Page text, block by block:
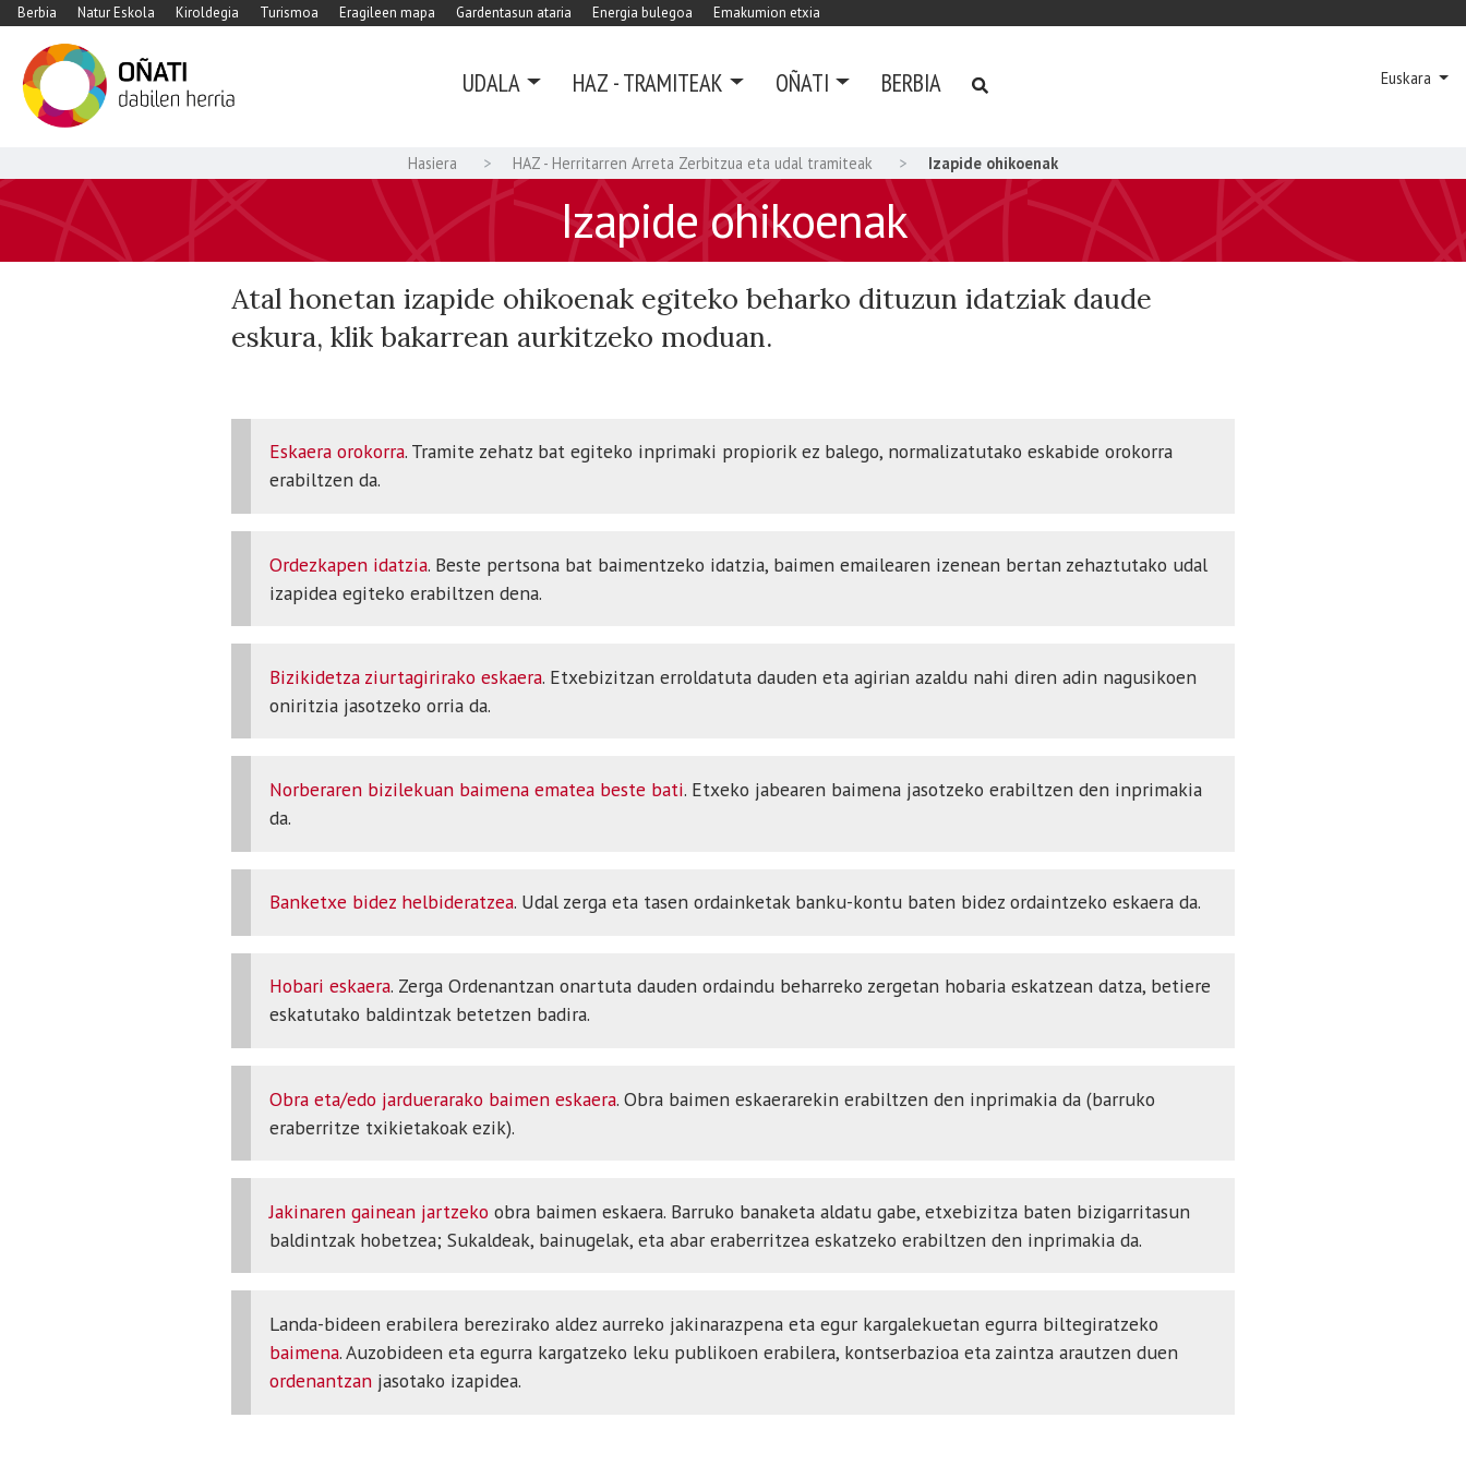
Berbia Natur Eskola Kiroldegia Turismoa Eragileen mapa Gardentasun ataria Energia bulegoa Emakumion etxia
UDALA HAZ - TRAMITEAK OÑATI BERBIA Euskara
Hasiera HAZ - Herritarren Arreta Zerbitzua eta udal tramiteak Izapide ohikoenak
Izapide ohikoenak
Atal honetan izapide ohikoenak egiteko beharko dituzun idatziak daude
eskura, klik bakarrean aurkitzeko moduan.
Eskaera orokorra. Tramite zehatz bat egiteko inprimaki propiorik ez balego, normalizatutako eskabide orokorra
erabiltzen da.
Ordezkapen idatzia. Beste pertsona bat baimentzeko idatzia, baimen emailearen izenean bertan zehaztutako udal
izapidea egiteko erabiltzen dena.
Bizikidetza ziurtagirirako eskaera. Etxebizitzan erroldatuta dauden eta agirian azaldu nahi diren adin nagusikoen
oniritzia jasotzeko orria da.
Norberaren bizilekuan baimena ematea beste bati. Etxeko jabearen baimena jasotzeko erabiltzen den inprimakia
da.
Banketxe bidez helbideratzea. Udal zerga eta tasen ordainketak banku-kontu baten bidez ordaintzeko eskaera da.
Hobari eskaera. Zerga Ordenantzan onartuta dauden ordaindu beharreko zergetan hobaria eskatzean datza, betiere
eskatutako baldintzak betetzen badira.
Obra eta/edo jarduerarako baimen eskaera. Obra baimen eskaerarekin erabiltzen den inprimakia da (barruko
eraberritze txikietakoak ezik).
Jakinaren gainean jartzeko obra baimen eskaera. Barruko banaketa aldatu gabe, etxebizitza baten bizigarritasun
baldintzak hobetzea; Sukaldeak, bainugelak, eta abar eraberritzea eskatzeko erabiltzen den inprimakia da.
Landa-bideen erabilera berezirako aldez aurreko jakinarazpena eta egur kargalekuetan egurra biltegiratzeko
baimena. Auzobideen eta egurra kargatzeko leku publikoen erabilera, kontserbazioa eta zaintza arautzen duen
ordenantzan jasotako izapidea.